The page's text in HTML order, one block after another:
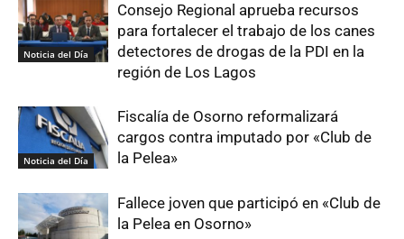
Noticia del Día
Consejo Regional aprueba recursos
para fortalecer el trabajo de los canes
detectores de drogas de la PDI en la
región de Los Lagos
Noticia del Día
Fiscalía de Osorno reformalizará
cargos contra imputado por «Club de
la Pelea»
Fallece joven que participó en «Club de
la Pelea en Osorno»